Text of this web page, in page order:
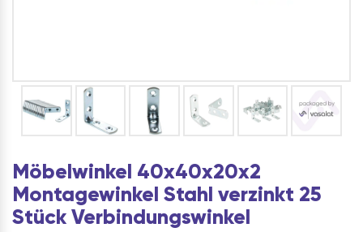
Möbelwinkel 40x40x20x2
Montagewinkel Stahl verzinkt 25
Stück Verbindungswinkel